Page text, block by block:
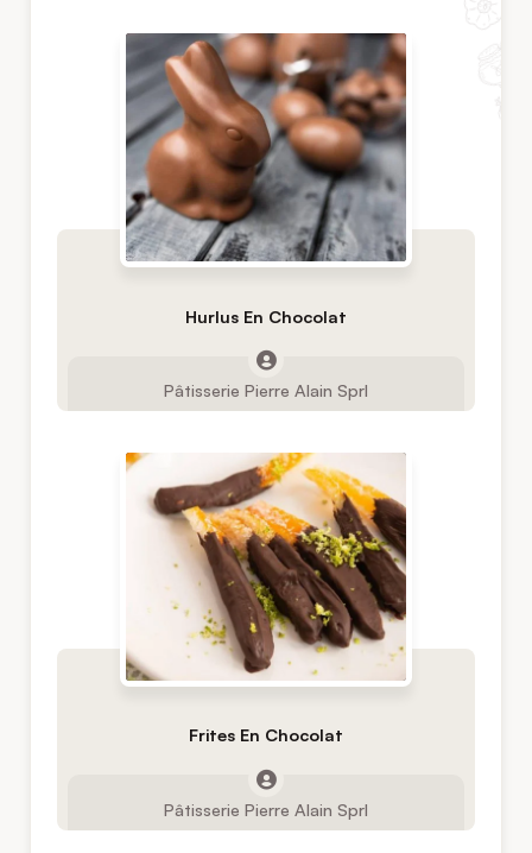
Hurlus En Chocolat
Pâtisserie Pierre Alain Sprl
Frites En Chocolat
Pâtisserie Pierre Alain Sprl